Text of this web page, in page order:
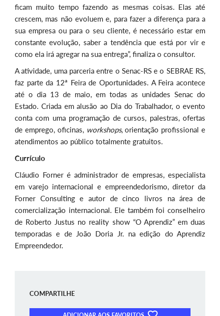
ficam muito tempo fazendo as mesmas coisas. Elas até
crescem, mas não evoluem e, para fazer a diferença para a
sua empresa ou para o seu cliente, é necessário estar em
constante evolução, saber a tendência que está por vir e
como ela irá agregar na sua entrega”, finaliza o consultor.
A atividade, uma parceria entre o Senac-RS e o SEBRAE RS,
faz parte da 12ª Feira de Oportunidades. A Feira acontece
até o dia 13 de maio, em todas as unidades Senac do
Estado. Criada em alusão ao Dia do Trabalhador, o evento
conta com uma programação de cursos, palestras, ofertas
de emprego, oficinas, workshops, orientação profissional e
atendimentos ao público totalmente gratuitos.
Currículo
Cláudio Forner é administrador de empresas, especialista
em varejo internacional e empreendedorismo, diretor da
Forner Consulting e autor de cinco livros na área de
comercialização internacional. Ele também foi conselheiro
de Roberto Justus no reality show “O Aprendiz” em duas
temporadas e de João Doria Jr. na edição do Aprendiz
Empreendedor.
COMPARTILHE